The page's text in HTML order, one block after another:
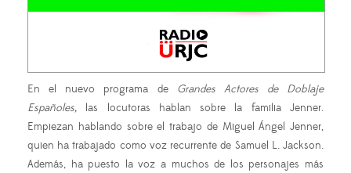
En el nuevo programa de Grandes Actores de Doblaje
Españoles, las locutoras hablan sobre la familia Jenner.
Empiezan hablando sobre el trabajo de Miguel Ángel Jenner,
quien ha trabajado como voz recurrente de Samuel L. Jackson.
Además, ha puesto la voz a muchos de los personajes más